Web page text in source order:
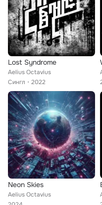
Lost Syndrome
Aelius Octavius
Сингл
2022
Neon Skies
Aelius Octavius